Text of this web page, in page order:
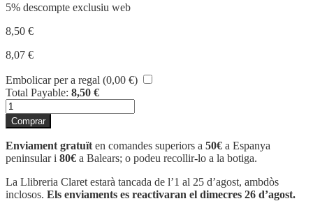
5% descompte exclusiu web
8,50 €
8,07 €
Embolicar per a regal (0,00 €)
Total Payable: 8,50 €
quantitat
de
MONTSERRAT.
GUIA
OFICIAL
Comprar
Enviament gratuït en comandes superiors a 50€ a Espanya
peninsular i 80€ a Balears; o podeu recollir-lo a la botiga.
La Llibreria Claret estarà tancada de l’1 al 25 d’agost, ambdòs
inclosos. Els enviaments es reactivaran el dimecres 26 d’agost.